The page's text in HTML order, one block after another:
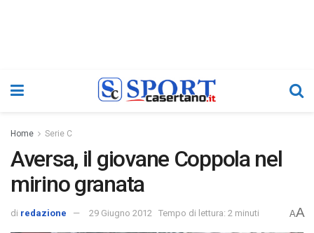
Home Serie C
Aversa, il giovane Coppola nel
mirino granata
di redazione 29 Giugno 2012 Tempo di lettura: 2 minuti AA